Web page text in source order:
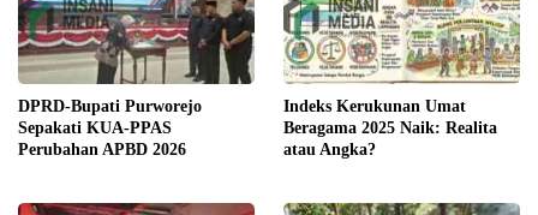
DPRD-Bupati Purworejo
Sepakati KUA-PPAS
Perubahan APBD 2026
Indeks Kerukunan Umat
Beragama 2025 Naik: Realita
atau Angka?